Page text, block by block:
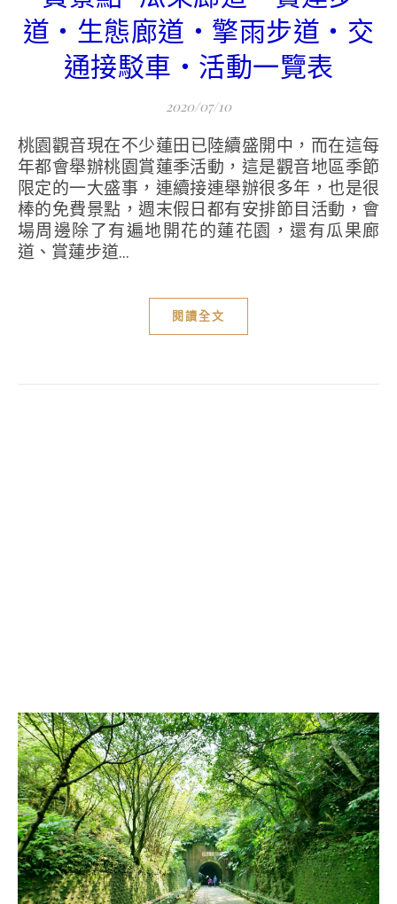
道‧生態廊道‧擎雨步道‧交
通接駁車‧活動一覽表
2020/07/10
桃園觀音現在不少蓮田已陸續盛開中，而在這每
年都會舉辦桃園賞蓮季活動，這是觀音地區季節
限定的一大盛事，連續接連舉辦很多年，也是很
棒的免費景點，週末假日都有安排節目活動，會
場周邊除了有遍地開花的蓮花園，還有瓜果廊
道、賞蓮步道...
閱讀全文